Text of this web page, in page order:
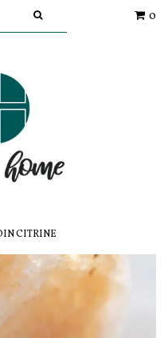
0
CITRINE